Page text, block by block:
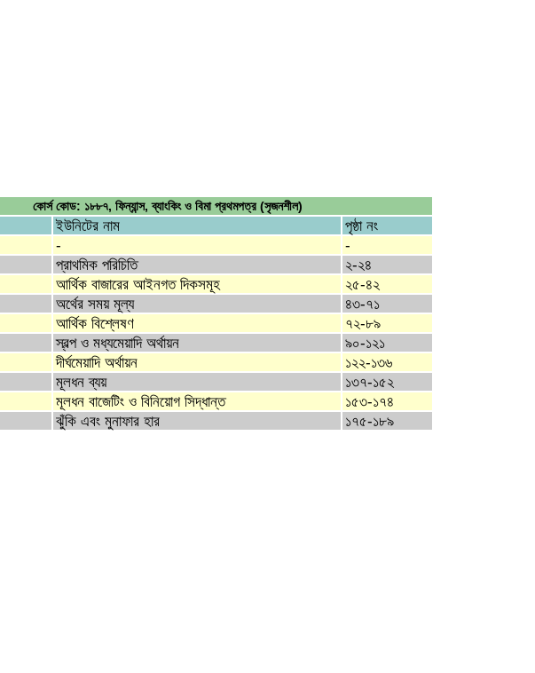
কোর্স কোড: ১৮৮৭, ফিন্যান্স, ব্যাংকিং ও বিমা প্রথমপত্র (সৃজনশীল)
ইউনিটের নাম
পৃষ্ঠা নং
-
-
প্রাথমিক পরিচিতি
২-২৪
আর্থিক বাজারের আইনগত দিকসমূহ
২৫-৪২
অর্থের সময় মূল্য
৪৩-৭১
আর্থিক বিশ্লেষণ
৭২-৮৯
স্বল্প ও মধ্যমেয়াদি অর্থায়ন
৯০-১২১
দীর্ঘমেয়াদি অর্থায়ন
১২২-১৩৬
মূলধন ব্যয়
১৩৭-১৫২
মূলধন বাজেটিং ও বিনিয়োগ সিদ্ধান্ত
১৫৩-১৭৪
ঝুঁকি এবং মুনাফার হার ১৭৫-১৮৯